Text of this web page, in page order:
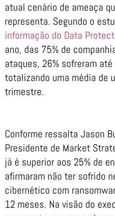
atual cenário de ameaça
representa. Segundo o
informação do Data
ano, das 75% de
ataques, 26% sofreram
totalizando uma média de
trimestre.
Conforme ressalta Jason
Presidente de Market
já é superior aos 25% de
afirmaram não ter sofrido
cibernético com
12 meses. Na visão do